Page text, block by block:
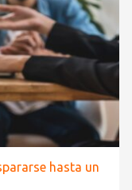
hasta un